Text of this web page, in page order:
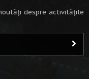
despre activitățile